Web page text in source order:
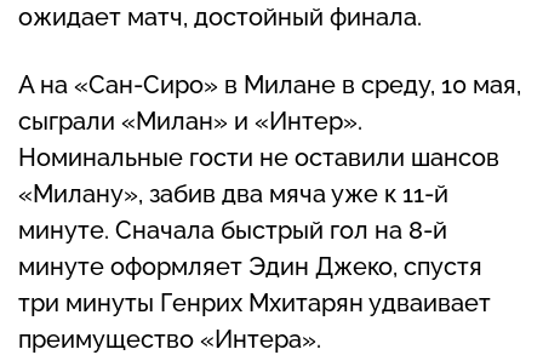
ожидает матч, достойный финала.
А на «Сан-Сиро» в Милане в среду, 10 мая,
сыграли «Милан» и «Интер».
Номинальные гости не оставили шансов
«Милану», забив два мяча уже к 11-й
минуте. Сначала быстрый гол на 8-й
минуте оформляет Эдин Джеко, спустя
три минуты Генрих Мхитарян удваивает
преимущество «Интера».